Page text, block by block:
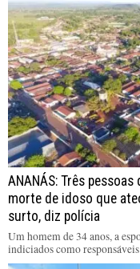
ANANÁS: Três
morte de idoso que
surto, diz polícia
Um homem de 34 anos, a
indiciados como